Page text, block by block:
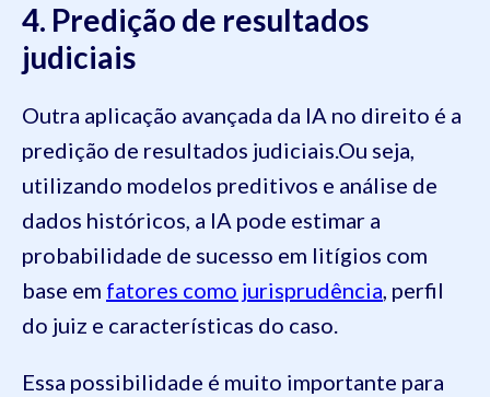
4. Predição de resultados
judiciais
Outra aplicação avançada da IA no direito é a
predição de resultados judiciais.Ou seja,
utilizando modelos preditivos e análise de
dados históricos, a IA pode estimar a
probabilidade de sucesso em litígios com
base em fatores como jurisprudência, perfil
do juiz e características do caso.
Essa possibilidade é muito importante para